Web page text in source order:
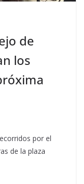
de
los
por el
de la plaza